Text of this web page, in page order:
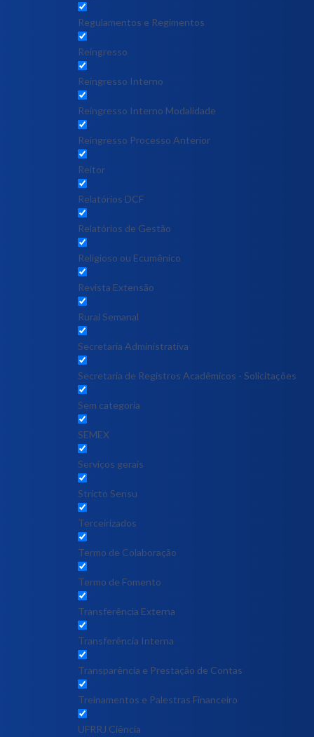
Regulamentos e Regimentos
Reingresso
Reingresso Interno
Reingresso Interno Modalidade
Reingresso Processo Anterior
Reitor
Relatórios DCF
Relatórios de Gestão
Religioso ou Ecumênico
Revista Extensão
Rural Semanal
Secretaria Administrativa
Secretaria de Registros Acadêmicos - Solicitações
Sem categoria
SEMEX
Serviços gerais
Stricto Sensu
Terceirizados
Termo de Colaboração
Termo de Fomento
Transferência Externa
Transferência Interna
Transparência e Prestação de Contas
Treinamentos e Palestras Financeiro
UFRRJ Ciência